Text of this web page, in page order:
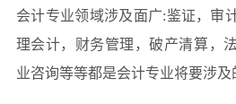
会计专业领域涉及面广:鉴证，审
理会计，财务管理，破产清算，
业咨询等等都是会计专业将要涉及